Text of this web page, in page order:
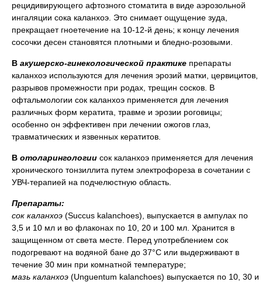
рецидивирующего афтозного стоматита в виде аэрозольной
ингаляции сока каланхоэ. Это снимает ощущение зуда,
прекращает гноетечение на 10-12-й день; к концу лечения
сосочки десен становятся плотными и бледно-розовыми.
В акушерско-гинекологической практике препараты
каланхоэ используются для лечения эрозий матки, цервицитов,
разрывов промежности при родах, трещин сосков. В
офтальмологии сок каланхоэ применяется для лечения
различных форм кератита, травме и эрозии роговицы;
особенно он эффективен при лечении ожогов глаз,
травматических и язвенных кератитов.
В отоларингологии сок каланхоэ применяется для лечения
хронического тонзиллита путем электрофореза в сочетании с
УВЧ-терапией на подчелюстную область.
Препараты:
сок каланхоэ (Succus kalanchoes), выпускается в ампулах по
3,5 и 10 мл и во флаконах по 10, 20 и 100 мл. Хранится в
защищенном от света месте. Перед употреблением сок
подогревают на водяной бане до 37°С или выдерживают в
течение 30 мин при комнатной температуре;
мазь каланхоэ (Unguentum kalanchoes) выпускается по 10, 30 и